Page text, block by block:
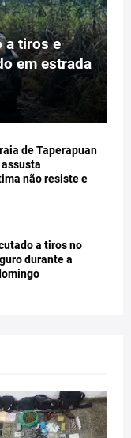
a tiros e
em estrada
de Taperapuan
não resiste e
a tiros no
durante a